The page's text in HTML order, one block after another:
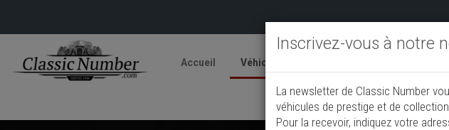
Accueil Véhicules
Ajouter une annonce
Inscrivez-vous à notre
La newsletter de Classic Number
véhicules de prestige et de
Pour la recevoir, indiquez votre